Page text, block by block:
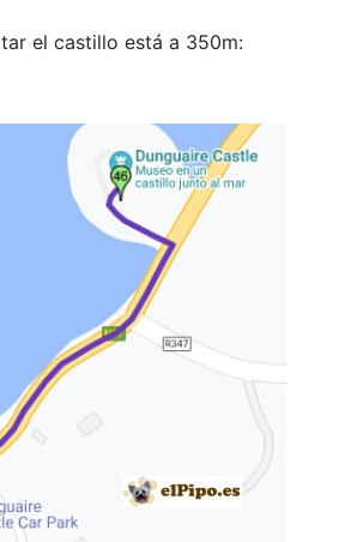
el castillo está a 350m: